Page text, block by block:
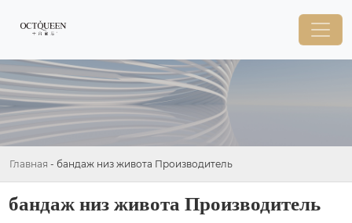
Главная - бандаж низ живота Производитель
бандаж низ живота Производитель